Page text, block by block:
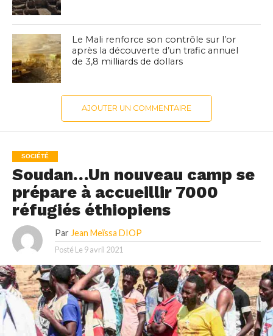
Le Mali renforce son contrôle sur l’or
après la découverte d’un trafic annuel
de 3,8 milliards de dollars
AJOUTER UN COMMENTAIRE
SOCIÉTÉ
Soudan…Un nouveau camp se
prépare à accueillir 7000
réfugiés éthiopiens
Par Jean Meïssa DIOP
Posté Le 9 avril 2021